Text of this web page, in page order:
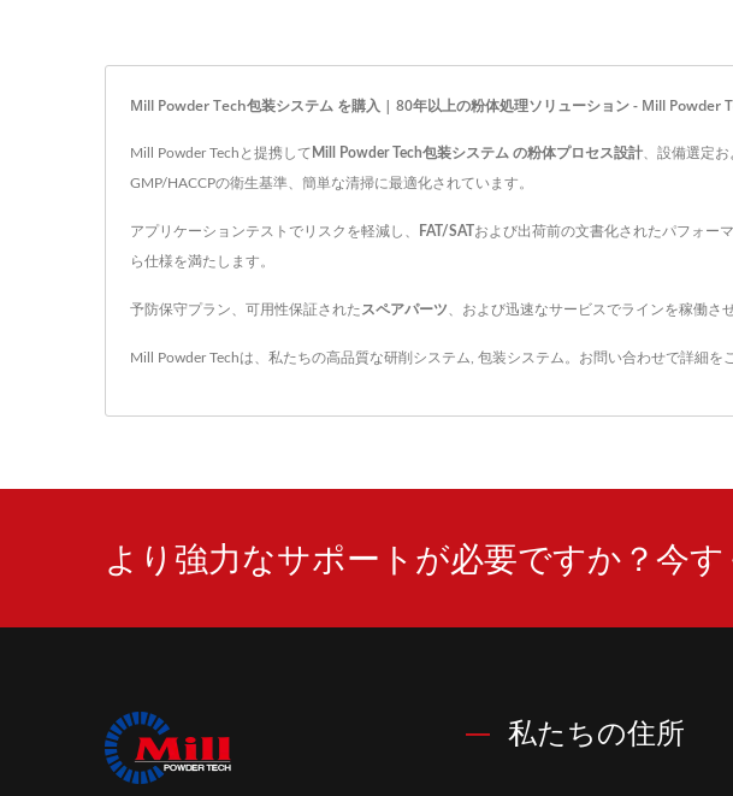
Mill Powder Tech包装システム を購入 | 80年以上の粉体処理ソリューション - Mill Powder
Mill Powder Techと提携して Mill Powder Tech包装システム の粉体プロセス設計 、設備選定
GMP/HACCPの衛生基準、簡単な清掃に最適化されています。
アプリケーションテストでリスクを軽減し、 FAT/SATおよび出荷前の文書化されたパフォー
ら仕様を満たします。
予防保守プラン、可用性保証された スペアパーツ 、および迅速なサービスでラインを稼働
Mill Powder Techは、私たちの高品質な研削システム 包装システム 。 お問い合わせで詳細を
より強力なサポートが必要ですか？今
私たちの住所